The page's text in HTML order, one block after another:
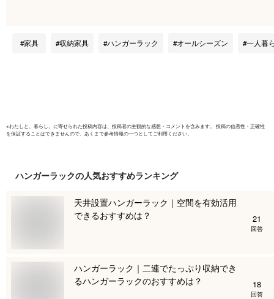
ンプル アイボリー
家具 収納家具 ハンガーラック オールシーズン 一人暮
※わたしと、暮らし。 に寄せられた投稿内容は、投稿者の主観的な感想・コメントを含みます。 投稿の信憑性・正確性
を保証することはできませんので、あくまで参考情報の一つとしてご利用ください。
ハンガーラックの人気おすすめランキング
天井設置ハンガーラック｜空間を有効活用
できるおすすめは？
21
回答
ハンガーラック｜二連でたっぷり収納でき
るハンガーラックのおすすめは？
18
回答